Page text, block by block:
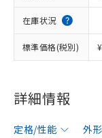
在庫状況
標準価格(税別)
詳細情報
定格/性能 外